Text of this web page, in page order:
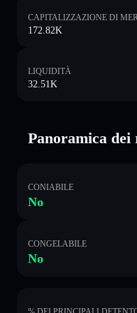
CAPITALIZZAZIONE DI
172.82K
LIQUIDITÀ
32.51K
Panoramica
CONIABILE
No
CONGELABILE
No